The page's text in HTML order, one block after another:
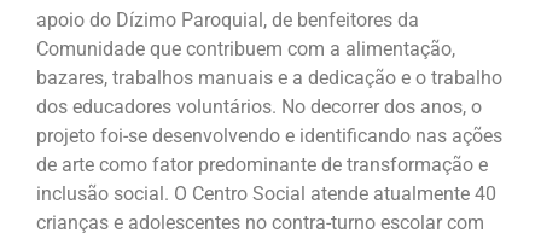
apoio do Dízimo Paroquial, de benfeitores da
Comunidade que contribuem com a alimentação,
bazares, trabalhos manuais e a dedicação e o trabalho
dos educadores voluntários. No decorrer dos anos, o
projeto foi-se desenvolvendo e identificando nas ações
de arte como fator predominante de transformação e
inclusão social. O Centro Social atende atualmente 40
crianças e adolescentes no contra-turno escolar com